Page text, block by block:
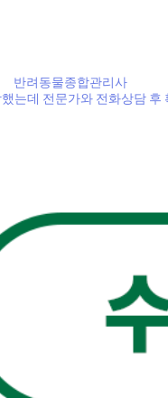
반려동물종합관리사
는데 전문가와 전화상담 후